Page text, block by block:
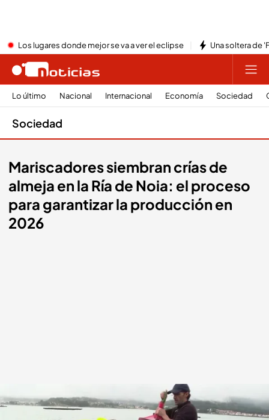
Los lugares donde mejor se va a ver el eclipse Una soltera de
Lo último Nacional Internacional Economía Sociedad
Sociedad
Mariscadores siembran crías de
almeja en la Ría de Noia: el proceso
para garantizar la producción en
2026
Las cofradías esparcen futuras almejas en zonas menos productivas
IMAGEN: Carlos López